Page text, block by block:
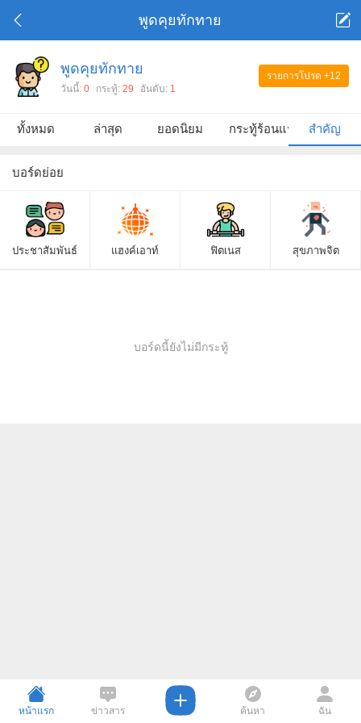
พูดคุยทักทาย
รายการโปรด +12
พูดคุยทักทาย
วันนี้: 0 กระทู้: 29 อันดับ: 1
ทั้งหมด ล่าสุด ยอดนิยม กระทู้ร้อนแรง สำคัญ
บอร์ดย่อย
ประชาสัมพันธ์ แฮงค์เอาท์ ฟิตเนส สุขภาพจิต
บอร์ดนี้ยังไม่มีกระทู้
หน้าแรก ข่าวสาร ค้นหา ฉัน